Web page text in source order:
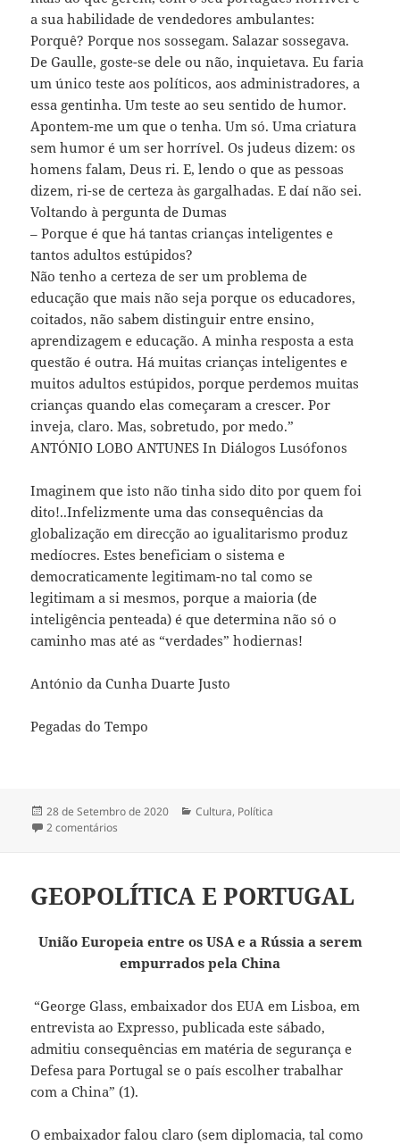
a sua habilidade de vendedores ambulantes:
Porquê? Porque nos sossegam. Salazar sossegava.
De Gaulle, goste-se dele ou não, inquietava. Eu faria
um único teste aos políticos, aos administradores, a
essa gentinha. Um teste ao seu sentido de humor.
Apontem-me um que o tenha. Um só. Uma criatura
sem humor é um ser horrível. Os judeus dizem: os
homens falam, Deus ri. E, lendo o que as pessoas
dizem, ri-se de certeza às gargalhadas. E daí não sei.
Voltando à pergunta de Dumas
– Porque é que há tantas crianças inteligentes e
tantos adultos estúpidos?
Não tenho a certeza de ser um problema de
educação que mais não seja porque os educadores,
coitados, não sabem distinguir entre ensino,
aprendizagem e educação. A minha resposta a esta
questão é outra. Há muitas crianças inteligentes e
muitos adultos estúpidos, porque perdemos muitas
crianças quando elas começaram a crescer. Por
inveja, claro. Mas, sobretudo, por medo.”
ANTÓNIO LOBO ANTUNES In Diálogos Lusófonos
Imaginem que isto não tinha sido dito por quem foi
dito!..Infelizmente uma das consequências da
globalização em direcção ao igualitarismo produz
medíocres. Estes beneficiam o sistema e
democraticamente legitimam-no tal como se
legitimam a si mesmos, porque a maioria (de
inteligência penteada) é que determina não só o
caminho mas até as “verdades” hodiernas!
António da Cunha Duarte Justo
Pegadas do Tempo
Publicado
a
28 de Setembro de 2020 Categorias
Cultura, Política
2 comentários
GEOPOLÍTICA E PORTUGAL
União Europeia entre os USA e a Rússia a serem
empurrados pela China
“George Glass, embaixador dos EUA em Lisboa, em
entrevista ao Expresso, publicada este sábado,
admitiu consequências em matéria de segurança e
Defesa para Portugal se o país escolher trabalhar
com a China” (1).
O embaixador falou claro (sem diplomacia, tal como